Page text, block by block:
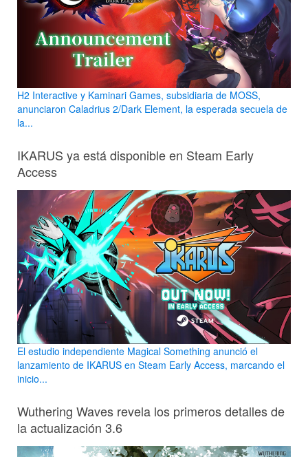
H2 Interactive y Kaminari Games, subsidiaria de MOSS,
anunciaron Caladrius 2/Dark Element, la esperada secuela de
la...
IKARUS ya está disponible en Steam Early
Access
El estudio independiente Magical Something anunció el
lanzamiento de IKARUS en Steam Early Access, marcando el
inicio...
Wuthering Waves revela los primeros detalles de
la actualización 3.6